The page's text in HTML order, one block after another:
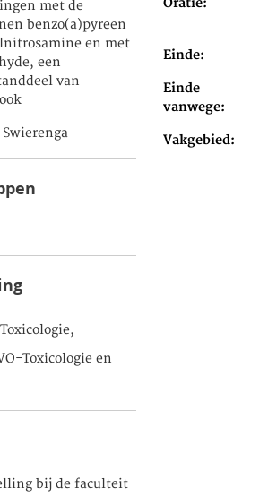
met de
benzo(a)pyreen
en met
een
van
Toxicologie en
bij de faculteit
Oratie
Einde
Einde
vanwege
Vakgebied